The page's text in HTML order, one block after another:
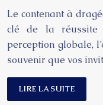
Le contenant à
clé de la réussite
perception globale,
souvenir que vos
LIRE LA SUITE